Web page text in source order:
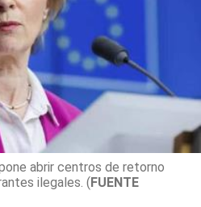
abrir centros de retorno
ilegales. (FUENTE